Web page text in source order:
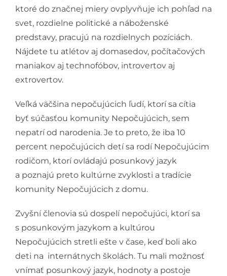
ktoré do značnej miery ovplyvňuje ich pohľad na
svet, rozdielne politické a náboženské
predstavy, pracujú na rozdielnych pozíciách.
Nájdete tu atlétov aj domasedov, počítačových
maniakov aj technofóbov, introvertov aj
extrovertov.
Veľká väčšina nepočujúcich ľudí, ktorí sa cítia
byť súčasťou komunity Nepočujúcich, sem
nepatrí od narodenia. Je to preto, že iba 10
percent nepočujúcich detí sa rodí Nepočujúcim
rodičom, ktorí ovládajú posunkový jazyk
a poznajú preto kultúrne zvyklosti a tradície
komunity Nepočujúcich z domu.
Zvyšní členovia sú dospelí nepočujúci, ktorí sa
s posunkovým jazykom a kultúrou
Nepočujúcich stretli ešte v čase, keď boli ako
deti na internátnych školách. Tu mali možnosť
vnímať posunkový jazyk, hodnoty a postoje